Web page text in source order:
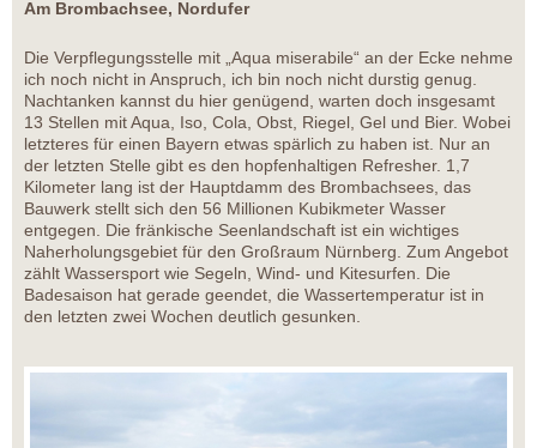
Am Brombachsee, Nordufer
Die Verpflegungsstelle mit „Aqua miserabile“ an der Ecke nehme
ich noch nicht in Anspruch, ich bin noch nicht durstig genug.
Nachtanken kannst du hier genügend, warten doch insgesamt
13 Stellen mit Aqua, Iso, Cola, Obst, Riegel, Gel und Bier. Wobei
letzteres für einen Bayern etwas spärlich zu haben ist. Nur an
der letzten Stelle gibt es den hopfenhaltigen Refresher. 1,7
Kilometer lang ist der Hauptdamm des Brombachsees, das
Bauwerk stellt sich den 56 Millionen Kubikmeter Wasser
entgegen. Die fränkische Seenlandschaft ist ein wichtiges
Naherholungsgebiet für den Großraum Nürnberg. Zum Angebot
zählt Wassersport wie Segeln, Wind- und Kitesurfen. Die
Badesaison hat gerade geendet, die Wassertemperatur ist in
den letzten zwei Wochen deutlich gesunken.